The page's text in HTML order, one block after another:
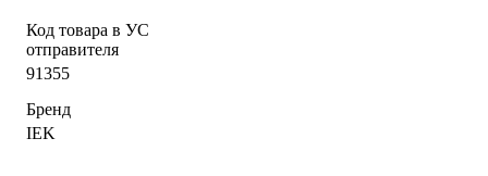
Код товара в УС
отправителя
91355
Бренд
IEK